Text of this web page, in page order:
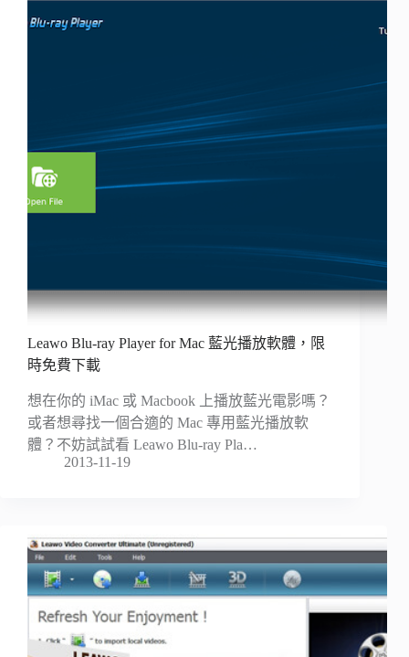
Leawo Blu-ray Player for Mac 藍光播放軟體，限
時免費下載
想在你的 iMac 或 Macbook 上播放藍光電影嗎？
或者想尋找一個合適的 Mac 專用藍光播放軟
體？不妨試試看 Leawo Blu-ray Pla…
2013-11-19